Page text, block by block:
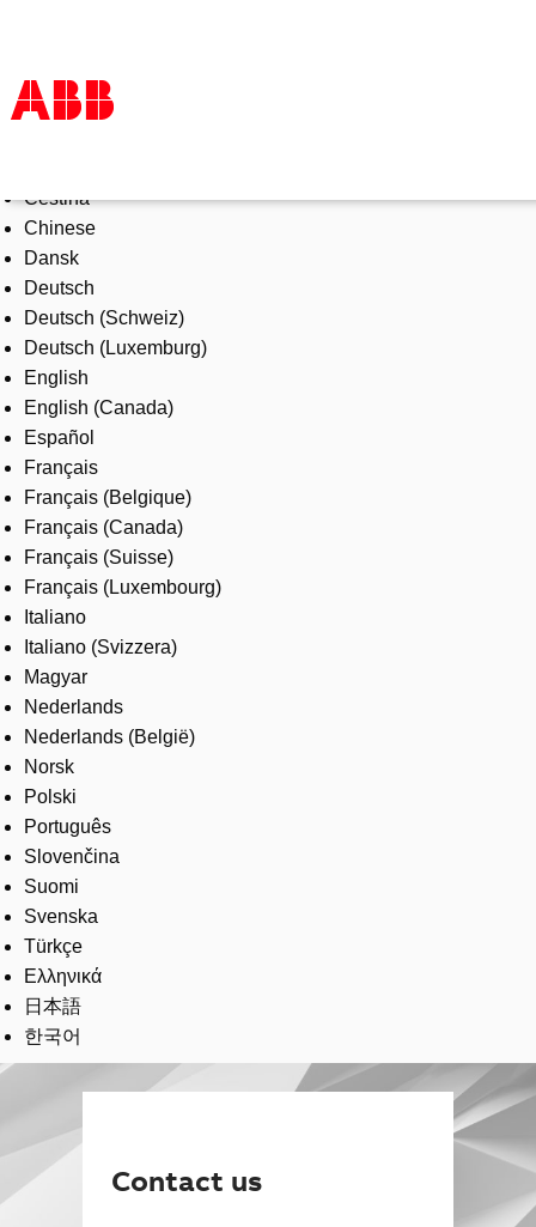
Products & Solutions
Industries
Services
About us
Where to buy
Contact us
Careers
Čeština
Chinese
Dansk
Deutsch
Deutsch (Schweiz)
Deutsch (Luxemburg)
English
English (Canada)
Español
Français
Français (Belgique)
Français (Canada)
Français (Suisse)
Français (Luxembourg)
Italiano
Italiano (Svizzera)
Magyar
Nederlands
Nederlands (België)
Norsk
Polski
Português
Slovenčina
Suomi
Svenska
Türkçe
Ελληνικά
日本語
한국어
Contact us